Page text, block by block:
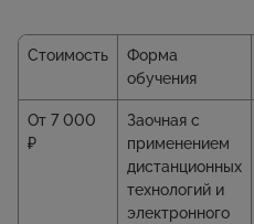
Стоимость
Форма
обучения
От 7 000
₽
Заочная с
применением
дистанционных
технологий и
электронного